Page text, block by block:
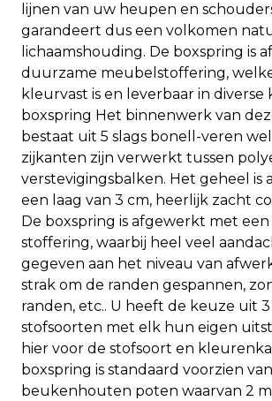
lijnen van uw heupen en
garandeert dus een volkomen
lichaamshouding. De boxspring is
duurzame meubelstoffering,
kleurvast is en leverbaar in diverse
boxspring Het binnenwerk van
bestaat uit 5 slags bonell-veren
zijkanten zijn verwerkt tussen
verstevigingsbalken. Het geheel is
een laag van 3 cm, heerlijk zacht
De boxspring is afgewerkt met
stoffering, waarbij heel veel
gegeven aan het niveau van
strak om de randen gespannen,
randen, etc.. U heeft de keuze uit
stofsoorten met elk hun eigen
hier voor de stofsoort en
boxspring is standaard voorzien
beukenhouten poten waarvan 2